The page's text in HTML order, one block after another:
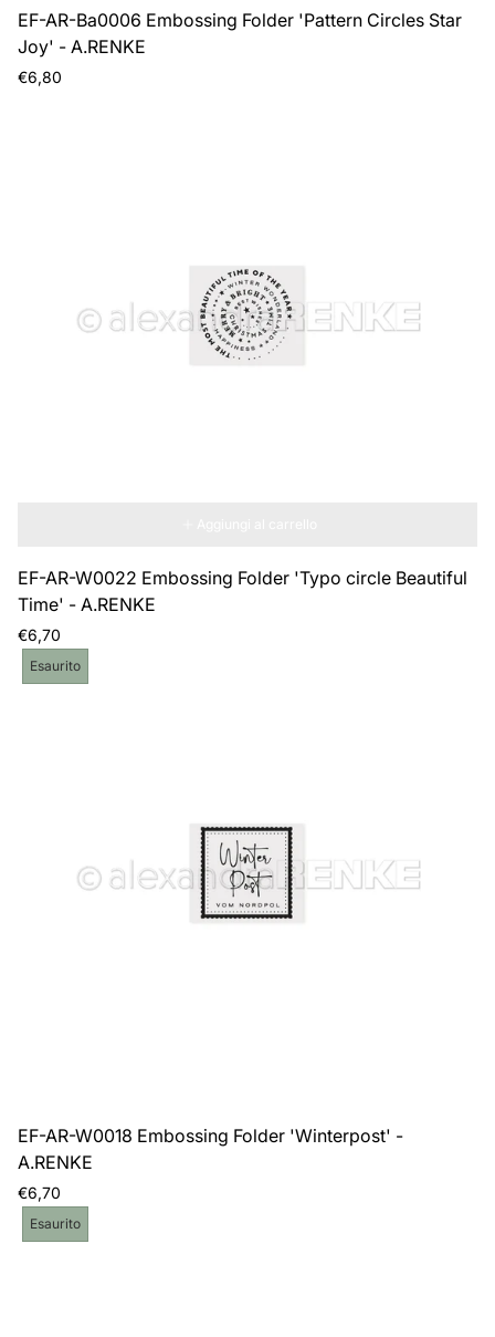
EF-AR-Ba0006 Embossing Folder 'Pattern Circles Star
Joy' - A.RENKE
Prezzo
€6,80
EF-AR-W0022 Embossing Folder 'Typo circle Beautiful
Time' - A.RENKE
Prezzo
normale
€6,70
Etichetta
del
Esaurito
EF-AR-W0018 Embossing Folder 'Winterpost' -
A.RENKE
Prezzo
normale
€6,70
Etichetta
del
Esaurito